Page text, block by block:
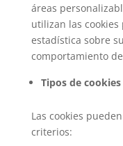
áreas
utilizan las
estadística sobre
comportamiento
Tipos de cookies
Las cookies
criterios: